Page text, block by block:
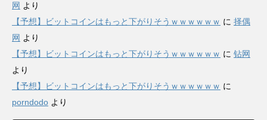
网 より
【予想】ビットコインはもっと下がりそうｗｗｗｗｗｗ に 择偶
网 より
【予想】ビットコインはもっと下がりそうｗｗｗｗｗｗ に 钻网
より
【予想】ビットコインはもっと下がりそうｗｗｗｗｗｗ に
porndodo より